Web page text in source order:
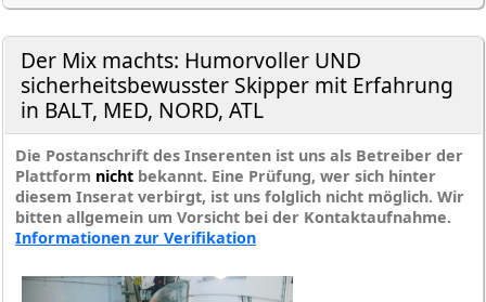
Der Mix machts: Humorvoller UND
sicherheitsbewusster Skipper mit Erfahrung
in BALT, MED, NORD, ATL
Die Postanschrift des Inserenten ist uns als Betreiber der
Plattform nicht bekannt. Eine Prüfung, wer sich hinter
diesem Inserat verbirgt, ist uns folglich nicht möglich. Wir
bitten allgemein um Vorsicht bei der Kontaktaufnahme.
Informationen zur Verifikation